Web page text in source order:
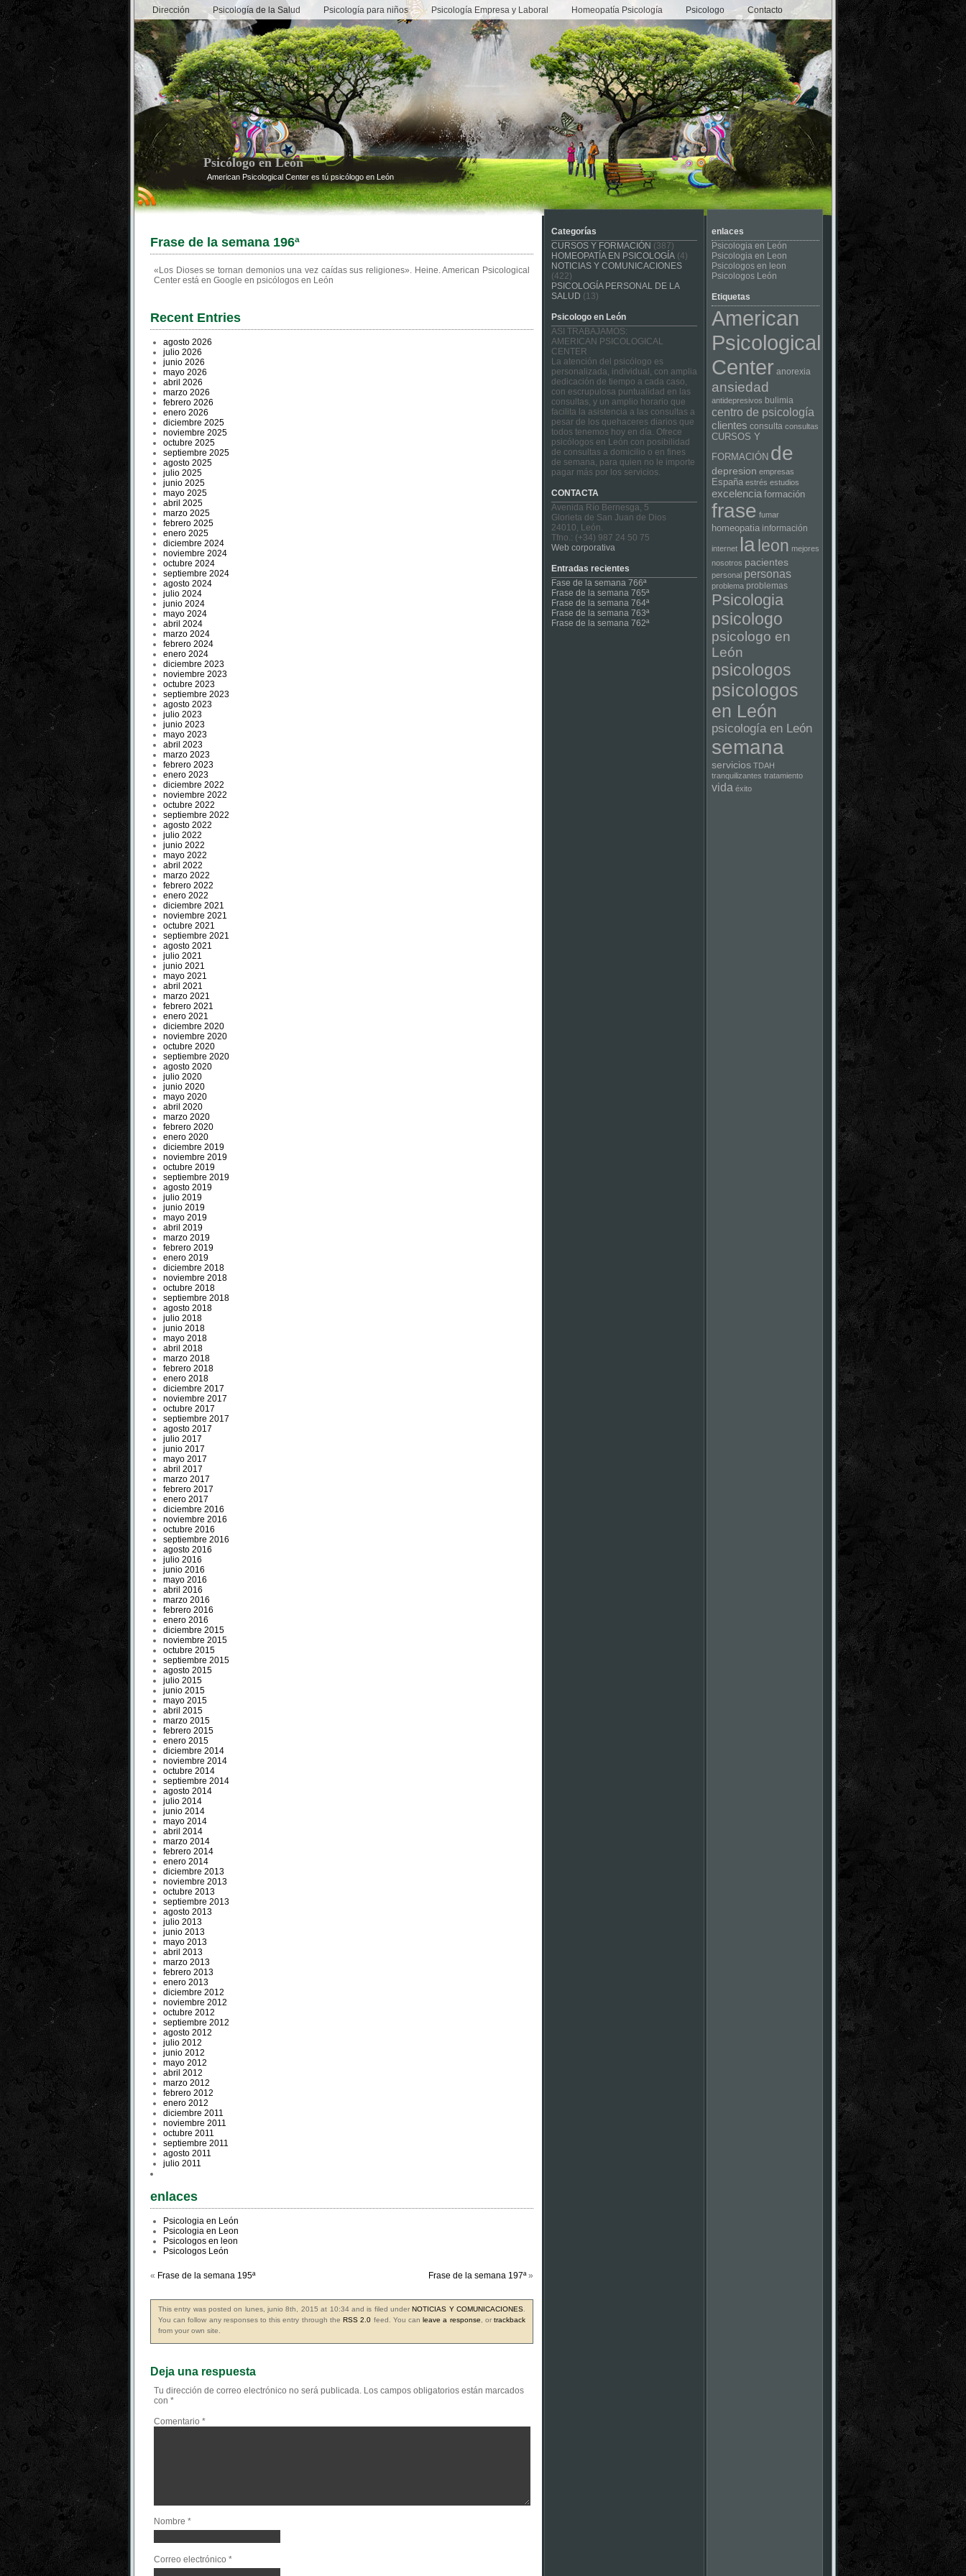
Dirección Psicología de la Salud Psicología para niños Psicología Empresa y Laboral Homeopatía Psicología Psicologo Contacto
Psicólogo en León
American Psicological Center es tú psicólogo en León
Frase de la semana 196ª
«Los Dioses se tornan demonios una vez caídas sus religiones». Heine. American Psicological
Center está en Google en psicólogos en León
Recent Entries
agosto 2026
julio 2026
junio 2026
mayo 2026
abril 2026
marzo 2026
febrero 2026
enero 2026
diciembre 2025
noviembre 2025
octubre 2025
septiembre 2025
agosto 2025
julio 2025
junio 2025
mayo 2025
abril 2025
marzo 2025
febrero 2025
enero 2025
diciembre 2024
noviembre 2024
octubre 2024
septiembre 2024
agosto 2024
julio 2024
junio 2024
mayo 2024
abril 2024
marzo 2024
febrero 2024
enero 2024
diciembre 2023
noviembre 2023
octubre 2023
septiembre 2023
agosto 2023
julio 2023
junio 2023
mayo 2023
abril 2023
marzo 2023
febrero 2023
enero 2023
diciembre 2022
noviembre 2022
octubre 2022
septiembre 2022
agosto 2022
julio 2022
junio 2022
mayo 2022
abril 2022
marzo 2022
febrero 2022
enero 2022
diciembre 2021
noviembre 2021
octubre 2021
septiembre 2021
agosto 2021
julio 2021
junio 2021
mayo 2021
abril 2021
marzo 2021
febrero 2021
enero 2021
diciembre 2020
noviembre 2020
octubre 2020
septiembre 2020
agosto 2020
julio 2020
junio 2020
mayo 2020
abril 2020
marzo 2020
febrero 2020
enero 2020
diciembre 2019
noviembre 2019
octubre 2019
septiembre 2019
agosto 2019
julio 2019
junio 2019
mayo 2019
abril 2019
marzo 2019
febrero 2019
enero 2019
diciembre 2018
noviembre 2018
octubre 2018
septiembre 2018
agosto 2018
julio 2018
junio 2018
mayo 2018
abril 2018
marzo 2018
febrero 2018
enero 2018
diciembre 2017
noviembre 2017
octubre 2017
septiembre 2017
agosto 2017
julio 2017
junio 2017
mayo 2017
abril 2017
marzo 2017
febrero 2017
enero 2017
diciembre 2016
noviembre 2016
octubre 2016
septiembre 2016
agosto 2016
julio 2016
junio 2016
mayo 2016
abril 2016
marzo 2016
febrero 2016
enero 2016
diciembre 2015
noviembre 2015
octubre 2015
septiembre 2015
agosto 2015
julio 2015
junio 2015
mayo 2015
abril 2015
marzo 2015
febrero 2015
enero 2015
diciembre 2014
noviembre 2014
octubre 2014
septiembre 2014
agosto 2014
julio 2014
junio 2014
mayo 2014
abril 2014
marzo 2014
febrero 2014
enero 2014
diciembre 2013
noviembre 2013
octubre 2013
septiembre 2013
agosto 2013
julio 2013
junio 2013
mayo 2013
abril 2013
marzo 2013
febrero 2013
enero 2013
diciembre 2012
noviembre 2012
octubre 2012
septiembre 2012
agosto 2012
julio 2012
junio 2012
mayo 2012
abril 2012
marzo 2012
febrero 2012
enero 2012
diciembre 2011
noviembre 2011
octubre 2011
septiembre 2011
agosto 2011
julio 2011
enlaces
Psicologia en León
Psicologia en Leon
Psicologos en leon
Psicologos León
« Frase de la semana 195ª Frase de la semana 197ª»
This entry was posted on lunes, junio 8th, 2015 at 10:34 and is filed underNOTICIAS Y COMUNICACIONES
You can follow any responses to this entry through theRSS 2.0 feed. You canleave a response , ortrackback
from your own site.
Deja una respuesta
Tu dirección de correo electrónico no será publicada. Los campos obligatorios están marcados
con *
Comentario *
Nombre *
Correo electrónico *
Categorías
CURSOS Y FORMACIÓN (387)
HOMEOPATÍA EN PSICOLOGÍA (4)
NOTICIAS Y COMUNICACIONES
(422)
PSICOLOGÍA PERSONAL DE LA
SALUD (13)
Psicologo en León
ASI TRABAJAMOS:
AMERICAN PSICOLOGICAL
CENTER
La atención del psicólogo es
personalizada, individual, con amplia
dedicación de tiempo a cada caso,
con escrupulosa puntualidad en las
consultas, y un amplio horario que
facilita la asistencia a las consultas a
pesar de los quehaceres diarios que
todos tenemos hoy en día. Ofrece
psicólogos en León con posibilidad
de consultas a domicilio o en fines
de semana, para quien no le importe
pagar más por los servicios.
CONTACTA
Avenida Río Bernesga, 5
Glorieta de San Juan de Dios
24010, León.
Tfno.: (+34) 987 24 50 75
Web corporativa
Entradas recientes
Fase de la semana 766ª
Frase de la semana 765ª
Frase de la semana 764ª
Frase de la semana 763ª
Frase de la semana 762ª
enlaces
Psicologia en León
Psicologia en Leon
Psicologos en leon
Psicologos León
Etiquetas
American
Psicological
Center anorexia
ansiedad
antidepresivos bulimia
centro de psicología
clientes consulta consultas
CURSOS Y
FORMACIÓN de
depresion empresas
España estrés estudios
excelencia formación
frase fumar
homeopatia información
internet laleon mejores
nosotros pacientes
personal personas
problema problemas
Psicologia
psicologo
psicologo en
León
psicologos
psicologos
en León
psicología en León
semana
servicios TDAH
tranquilizantes tratamiento
vida éxito